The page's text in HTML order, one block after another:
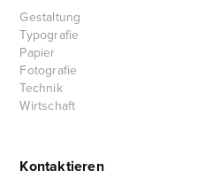
Gestaltung
Typografie
Papier
Fotografie
Technik
Wirtschaft
Kontaktieren